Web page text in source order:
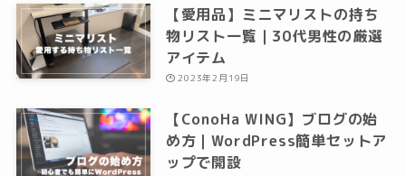
【愛用品】ミニマリストの持ち
物リスト一覧｜30代男性の厳選
アイテム
2023年2月19日
【ConoHa WING】ブログの始
め方｜WordPress簡単セットア
ップで開設